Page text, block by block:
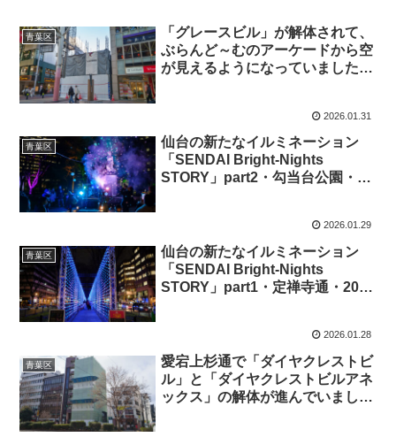
青葉区
「グレースビル」が解体されて、
ぶらんど～むのアーケードから空
が見えるようになっていました・
2026.01.31
青葉区
仙台の新たなイルミネーション
「SENDAI Bright-Nights
STORY」part2・勾当台公園・
2026.01.29
青葉区
仙台の新たなイルミネーション
「SENDAI Bright-Nights
STORY」part1・定禅寺通・2026
2026.01.28
青葉区
愛宕上杉通で「ダイヤクレストビ
ル」と「ダイヤクレストビルアネ
ックス」の解体が進んでいまし